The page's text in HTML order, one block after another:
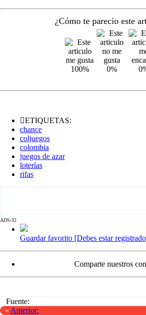
¿Cómo te parecio este
100% 0%
ETIQUETAS:
chance
coljuegos
colombia
juegos de azar
loterías
rifas
ADS-32
Guardar favorito [Debes estar
Comparte nuestros
Fuente:
« Anterior: